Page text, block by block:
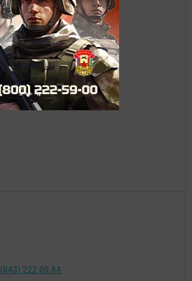
(843) 222 09 84